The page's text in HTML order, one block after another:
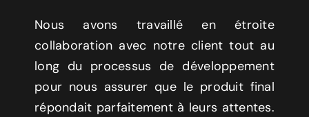
Nous avons travaillé en étroite
collaboration avec notre client tout au
long du processus de développement
pour nous assurer que le produit final
répondait parfaitement à leurs attentes.